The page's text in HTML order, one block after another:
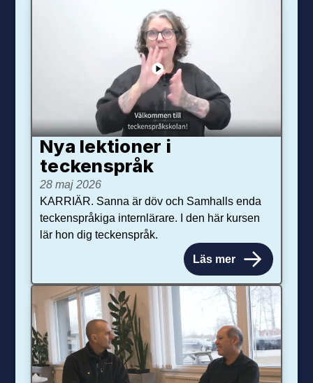
Nya lektioner i
teckenspråk
28 maj 2026
KARRIÄR. Sanna är döv och Samhalls enda
teckenspråkiga internlärare. I den här kursen
lär hon dig teckenspråk.
Läs mer